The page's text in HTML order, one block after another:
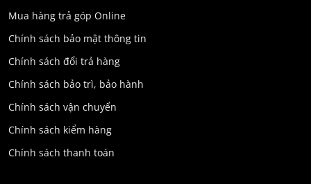
Mua hàng trả góp Online
Chính sách bảo mật thông tin
Chính sách đổi trả hàng
Chính sách bảo trì, bảo hành
Chính sách vận chuyển
Chính sách kiểm hàng
Chính sách thanh toán